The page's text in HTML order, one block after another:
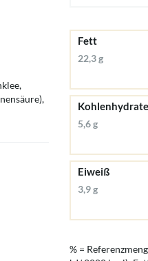
Fett
22,3 g
Kohlenhydrate
5,6 g
Eiweiß
3,9 g
% =